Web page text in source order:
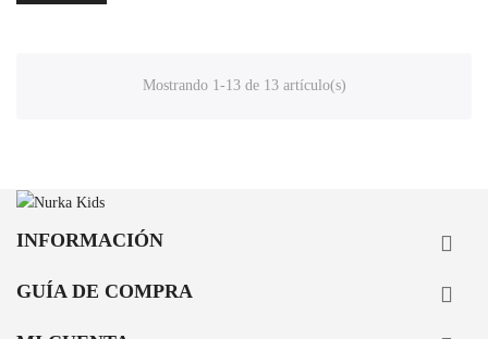
Mostrando 1-13 de 13 artículo(s)
INFORMACIÓN 
GUÍA DE COMPRA 